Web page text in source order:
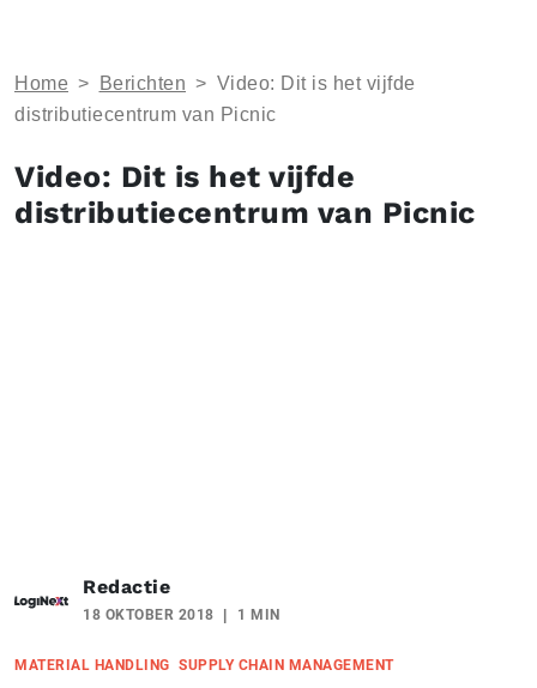
Home > Berichten > Video: Dit is het vijfde
distributiecentrum van Picnic
Video: Dit is het vijfde
distributiecentrum van Picnic
Redactie
18 OKTOBER 2018 1 MIN
MATERIAL HANDLING SUPPLY CHAIN MANAGEMENT